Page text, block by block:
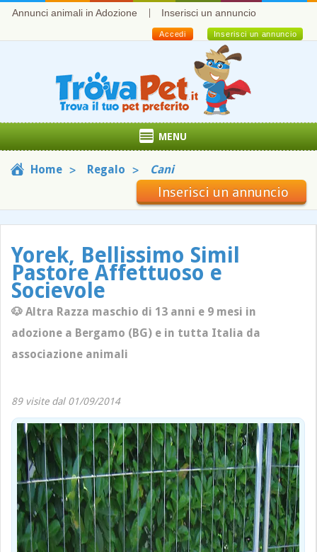
Annunci animali in Adozione Inserisci un annuncio
Inserisci un annuncio
Accedi
MENU
Home Regalo Cani
Inserisci un annuncio
Yorek, Bellissimo Simil
Pastore Affettuoso e
Socievole
🐶 Altra Razza maschio di 13 anni e 9 mesi in
adozione a Bergamo (BG) e in tutta Italia da
associazione animali
89 visite dal 01/09/2014